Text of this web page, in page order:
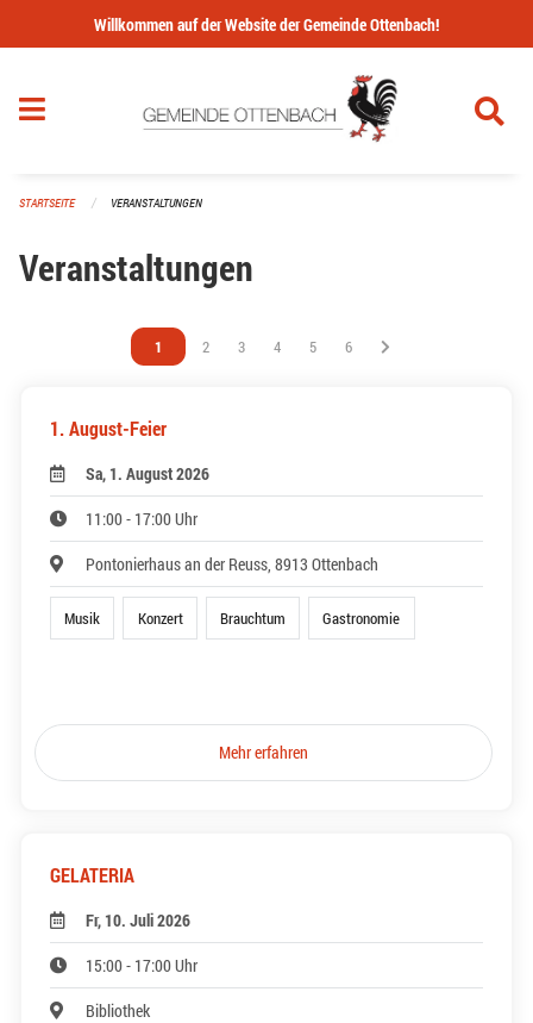
Navigation überspringen
Willkommen auf der Website der Gemeinde Ottenbach!
STARTSEITE VERANSTALTUNGEN
Veranstaltungen
Vous êtes sur la page
1 Vous êtes sur la page
2 Vous êtes sur la page
3 Vous êtes sur la page
4 Vous êtes sur la page
5 Vous êtes sur la page
6
1. August-Feier
Sa, 1. August 2026
11:00 - 17:00 Uhr
Pontonierhaus an der Reuss, 8913 Ottenbach
Musik Konzert Brauchtum Gastronomie
Mehr erfahren
GELATERIA
Fr, 10. Juli 2026
15:00 - 17:00 Uhr
Bibliothek